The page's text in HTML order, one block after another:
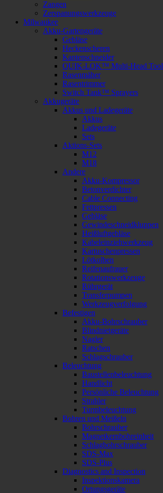
Zangen
Zerspanungswerkzeuge
Milwaukee
Akku-Gartengeräte
Gebläse
Heckenscheren
Kantenschneider
QUIK-LOK™ Multi-Head Tool
Rasenmäher
Rasentrimmer
Switch Tank™ Sprayers
Akkugeräte
Akkus und Ladegeräte
Akkus
Ladegeräte
Sets
Aktions-Sets
M12
M18
Andere
Akku-Kompressor
Betonverdichter
Cable Connecting
Fettpressen
Gebläse
Gewindeschneidkluppen
Heißluftgebläse
Kabeleinziehwerkzeug
Kartuschenpressen
Lötkolben
Reifenaufrauer
Rotationswerkzeuge
Rührgerät
Transferpumpen
Werkzeugverfolgung
Befestigen
Akku-Bohrschrauber
Blindnietgeräte
Nagler
Ratschen
Schlagschrauber
Beleuchtung
Baustellenbeleuchtung
Handlicht
Persönliche Beleuchtung
Strahler
Turmbeleuchtung
Bohren und Meißeln
Bohrschrauber
Magnetkernbohreinheit
Schlagbohrschrauber
SDS-Max
SDS-Plus
Diagnostics and Inspection
Inspektionskamera
Ortungsgeräte